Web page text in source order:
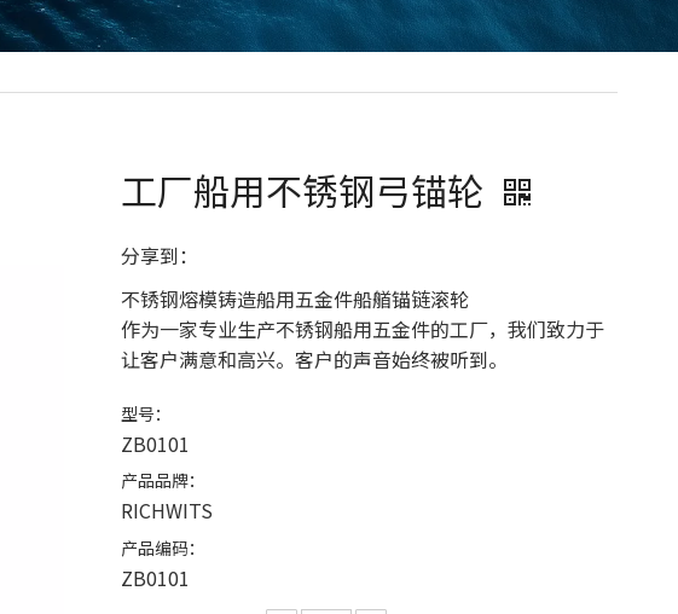
工厂船用不锈钢弓锚轮
分享到：
不锈钢熔模铸造船用五金件船艏锚链滚轮
作为一家专业生产不锈钢船用五金件的工厂，我们致力于
让客户满意和高兴。客户的声音始终被听到。
型号：
ZB0101
产品品牌：
RICHWITS
产品编码：
ZB0101